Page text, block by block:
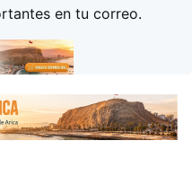
en tu correo.